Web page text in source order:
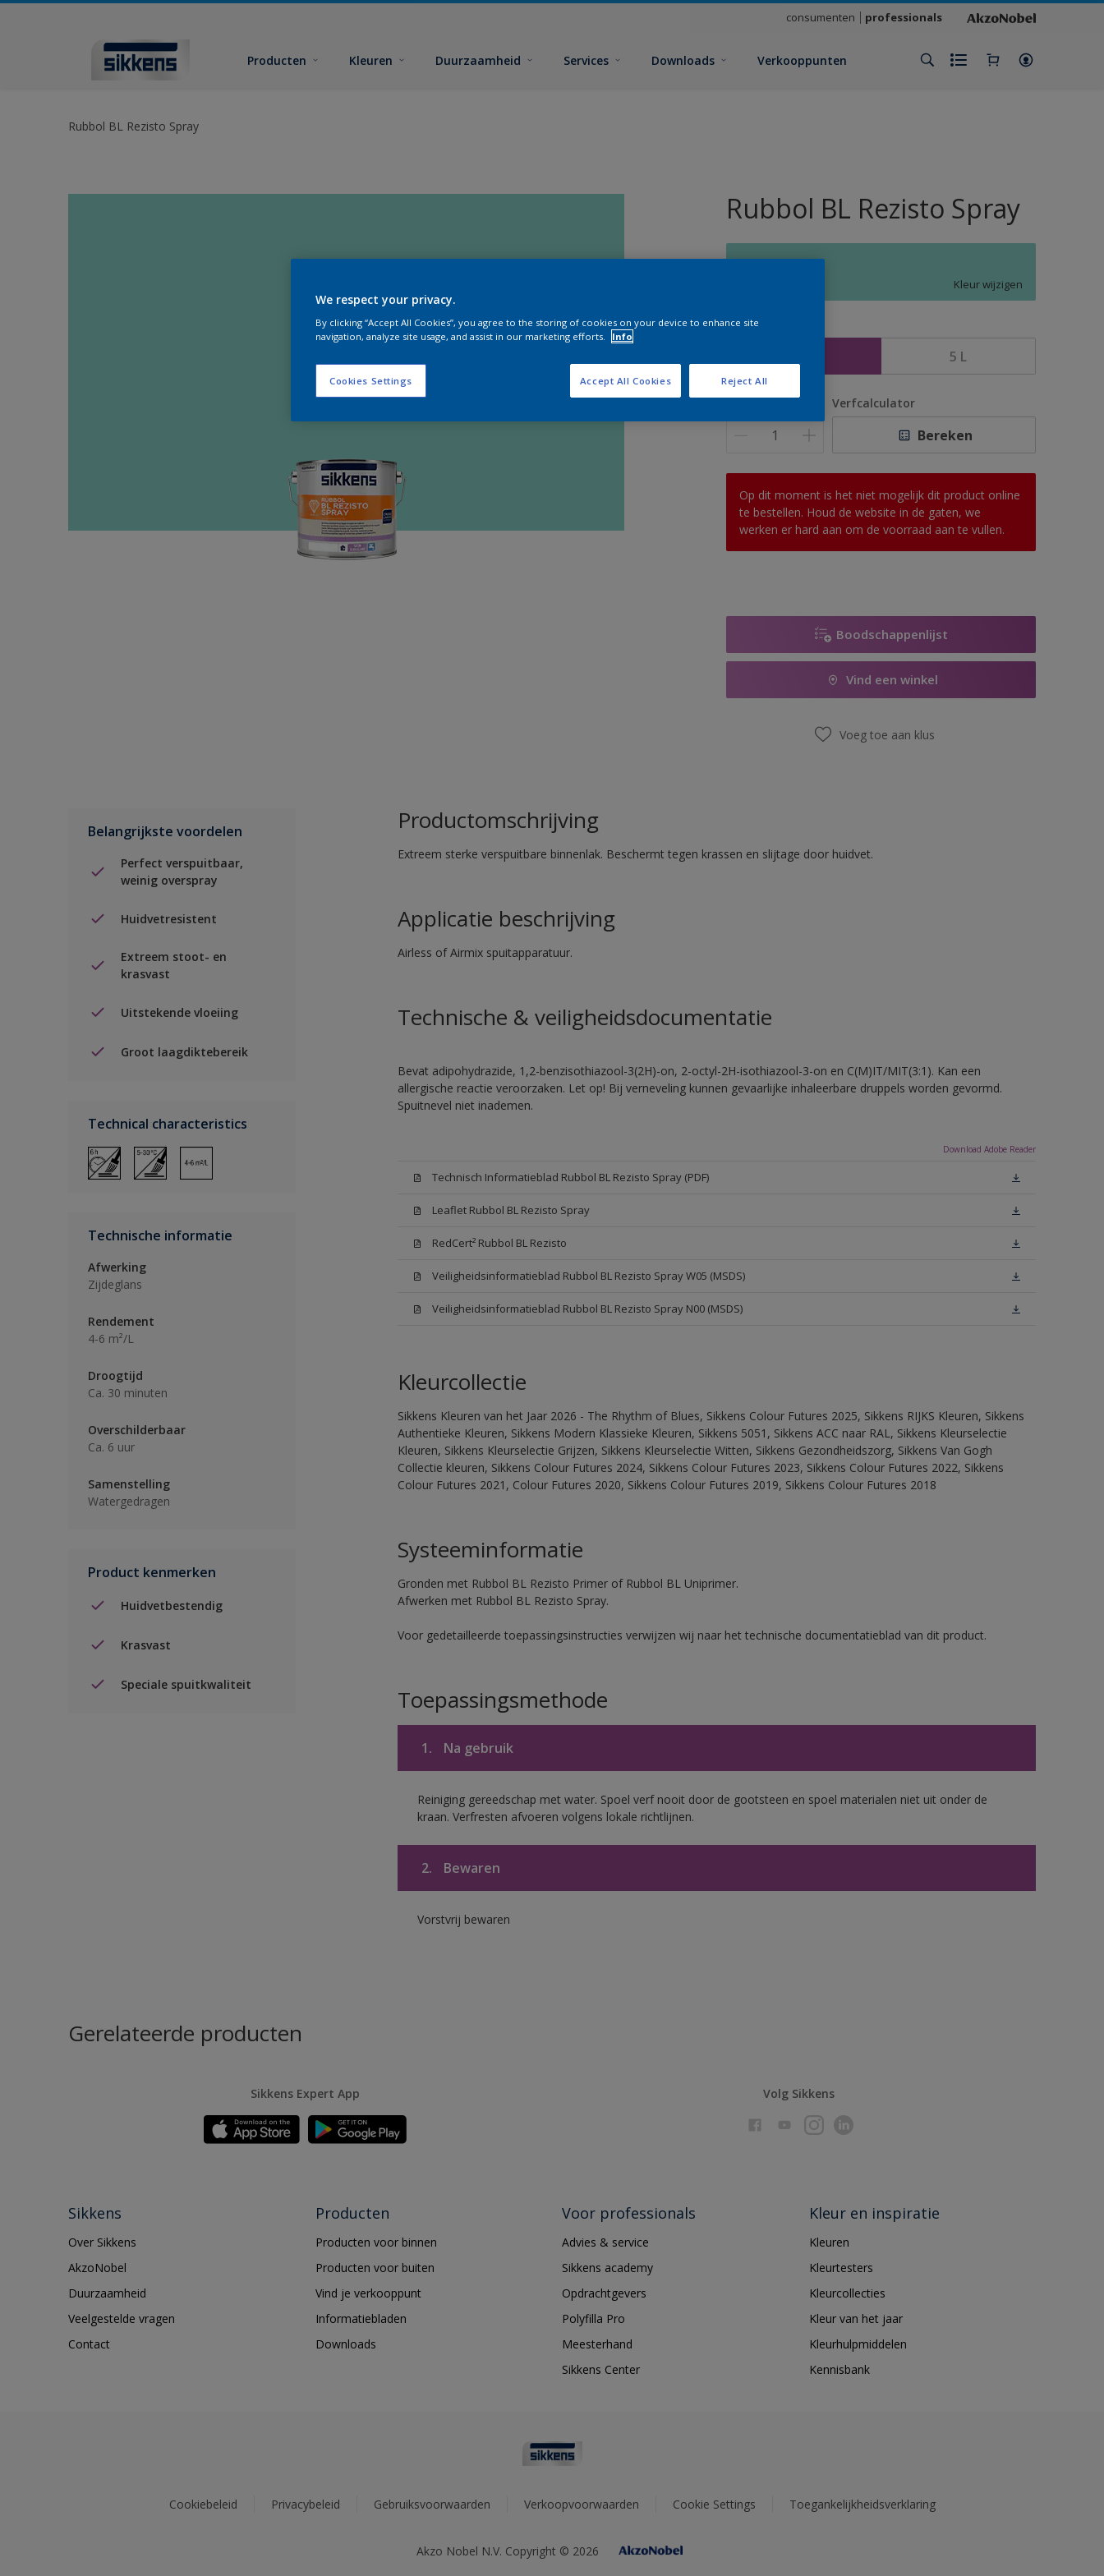
consumenten professionals
Producten Kleuren Duurzaamheid Services Downloads Verkooppunten
Rubbol BL Rezisto Spray
Rubbol BL Rezisto Spray
Kleur wijzigen
Grootte
5 L
Aantal Verfcalculator
Bereken
Op dit moment is het niet mogelijk dit product online
te bestellen. Houd de website in de gaten, we
werken er hard aan om de voorraad aan te vullen.
Boodschappenlijst
Vind een winkel
Voeg toe aan klus
Belangrijkste voordelen
Perfect verspuitbaar,
weinig overspray
Huidvetresistent
Extreem stoot- en
krasvast
Uitstekende vloeiing
Groot laagdiktebereik
Technical characteristics
Technische informatie
Afwerking
Zijdeglans
Rendement
4-6 m²/L
Droogtijd
Ca. 30 minuten
Overschilderbaar
Ca. 6 uur
Samenstelling
Watergedragen
Product kenmerken
Huidvetbestendig
Krasvast
Speciale spuitkwaliteit
Productomschrijving
Extreem sterke verspuitbare binnenlak. Beschermt tegen krassen en slijtage door huidvet.
Applicatie beschrijving
Airless of Airmix spuitapparatuur.
Technische & veiligheidsdocumentatie
Bevat adipohydrazide, 1,2-benzisothiazool-3(2H)-on, 2-octyl-2H-isothiazool-3-on en C(M)IT/MIT(3:1). Kan een
allergische reactie veroorzaken. Let op! Bij verneveling kunnen gevaarlijke inhaleerbare druppels worden gevormd.
Spuitnevel niet inademen.
Download Adobe Reader
Technisch Informatieblad Rubbol BL Rezisto Spray (PDF)
Leaflet Rubbol BL Rezisto Spray
RedCert² Rubbol BL Rezisto
Veiligheidsinformatieblad Rubbol BL Rezisto Spray W05 (MSDS)
Veiligheidsinformatieblad Rubbol BL Rezisto Spray N00 (MSDS)
Kleurcollectie
Sikkens Kleuren van het Jaar 2026 - The Rhythm of Blues, Sikkens Colour Futures 2025, Sikkens RIJKS Kleuren, Sikkens
Authentieke Kleuren, Sikkens Modern Klassieke Kleuren, Sikkens 5051, Sikkens ACC naar RAL, Sikkens Kleurselectie
Kleuren, Sikkens Kleurselectie Grijzen, Sikkens Kleurselectie Witten, Sikkens Gezondheidszorg, Sikkens Van Gogh
Collectie kleuren, Sikkens Colour Futures 2024, Sikkens Colour Futures 2023, Sikkens Colour Futures 2022, Sikkens
Colour Futures 2021, Colour Futures 2020, Sikkens Colour Futures 2019, Sikkens Colour Futures 2018
Systeeminformatie
Gronden met Rubbol BL Rezisto Primer of Rubbol BL Uniprimer.
Afwerken met Rubbol BL Rezisto Spray.
Voor gedetailleerde toepassingsinstructies verwijzen wij naar het technische documentatieblad van dit product.
Toepassingsmethode
1. Na gebruik
Reiniging gereedschap met water. Spoel verf nooit door de gootsteen en spoel materialen niet uit onder de
kraan. Verfresten afvoeren volgens lokale richtlijnen.
2. Bewaren
Vorstvrij bewaren
Gerelateerde producten
Sikkens Expert App Volg Sikkens
Sikkens
Over Sikkens
AkzoNobel
Duurzaamheid
Veelgestelde vragen
Contact
Producten
Producten voor binnen
Producten voor buiten
Vind je verkooppunt
Informatiebladen
Downloads
Voor professionals
Advies & service
Sikkens academy
Opdrachtgevers
Polyfilla Pro
Meesterhand
Sikkens Center
Kleur en inspiratie
Kleuren
Kleurtesters
Kleurcollecties
Kleur van het jaar
Kleurhulpmiddelen
Kennisbank
Cookiebeleid Privacybeleid Gebruiksvoorwaarden Verkoopvoorwaarden Cookie Settings Toegankelijkheidsverklaring
Akzo Nobel N.V. Copyright © 2026
We respect your privacy.
By clicking “Accept All Cookies”, you agree to the storing of cookies on your device to enhance site
navigation, analyze site usage, and assist in our marketing efforts.
Info
Cookies Settings Reject All
Accept All Cookies